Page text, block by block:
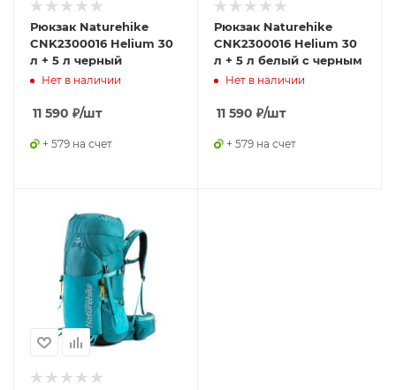
Рюкзак Naturehike
CNK2300016 Helium 30
л + 5 л черный
Нет в наличии
11 590 ₽/шт
+ 579 на счет
Рюкзак Naturehike
CNK2300016 Helium 30
л + 5 л белый с черным
Нет в наличии
11 590 ₽/шт
+ 579 на счет